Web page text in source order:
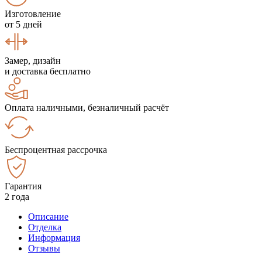
Изготовление
от 5 дней
Замер, дизайн
и доставка бесплатно
Оплата наличными, безналичный расчёт
Беспроцентная рассрочка
Гарантия
2 года
Описание
Отделка
Информация
Отзывы